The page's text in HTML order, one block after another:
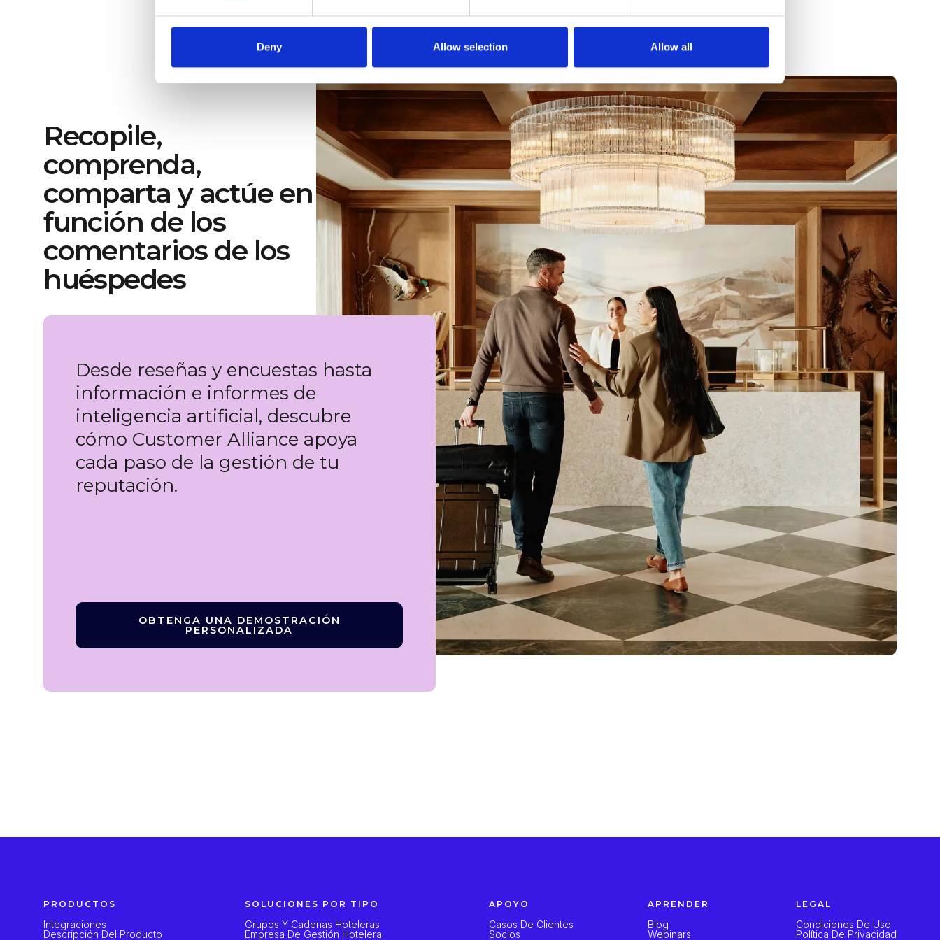
Deny Allow selection Allow all
entornos de aprendizaje inmersivos que se
adapten a diversos estilos de aprendizaje.
Recopile,
comprenda,
comparta y actúe en
función de los
comentarios de los
huéspedes
Desde reseñas y encuestas hasta
información e informes de
inteligencia artificial, descubre
cómo Customer Alliance apoya
cada paso de la gestión de tu
reputación.
OBTENGA UNA DEMOSTRACIÓN
PERSONALIZADA
PRODUCTOS
Integraciones
Descripción Del Producto
SOLUCIONES POR TIPO
Grupos Y Cadenas Hoteleras
Empresa De Gestión Hotelera
APOYO
Casos De Clientes
Socios
APRENDER
Blog
Webinars
LEGAL
Condiciones De Uso
Política De Privacidad